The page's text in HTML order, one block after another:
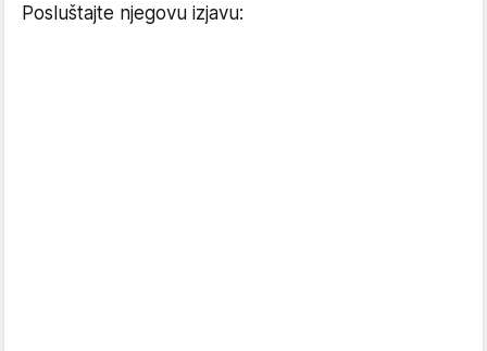
Posluštajte njegovu izjavu: